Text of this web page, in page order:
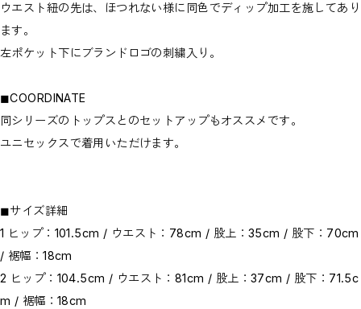
ウエスト紐の先は、ほつれない様に同色でディップ加工を施してあり
ます。
左ポケット下にブランドロゴの刺繍入り。
◼︎COORDINATE
同シリーズのトップスとのセットアップもオススメです。
ユニセックスで着用いただけます。
◼︎サイズ詳細
1 ヒップ：101.5cm / ウエスト：78cm / 股上：35cm / 股下：70cm
/ 裾幅：18cm
2 ヒップ：104.5cm / ウエスト：81cm / 股上：37cm / 股下：71.5c
m / 裾幅：18cm